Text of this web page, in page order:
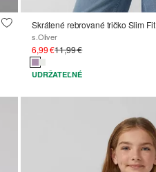
Skrátené rebrované tričko Slim Fit
s.Oliver
6,99 €11,99 €
UDRŽATEĽNÉ